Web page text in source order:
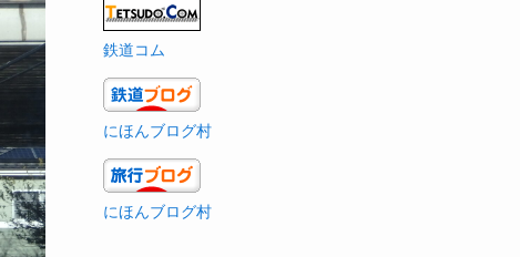
鉄道コム
にほんブログ村
にほんブログ村